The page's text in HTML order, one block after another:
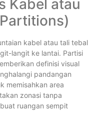
Kabel atau
kabel atau tali tebal
langit ke lantai. Partisi
definisi visual
pandangan
memisahkan area
zonasi tanpa
ruangan sempit